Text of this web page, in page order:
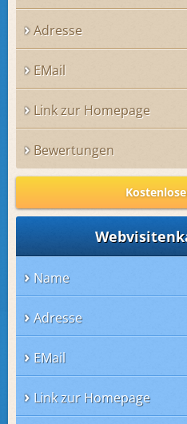
Adresse
EMail
Link zur Homepage
Bewertungen
Name
Adresse
EMail
Link zur Homepage